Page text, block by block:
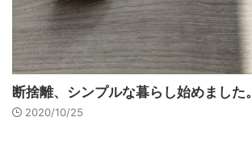
断捨離、シンプルな暮らし始めました。
2020/10/25